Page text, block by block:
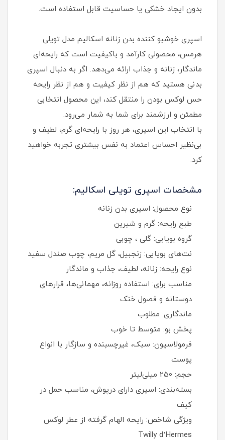
بدون ایجاد خشکی یا حساسیت قابل استفاده است.
اسپری خوشبو کننده بدن زنانه اسکالیم مدل تویلی
هرمس، محصولی کارآمد و باکیفیت است که رایحه‌ای
ماندگار، زنانه و جذاب ارائه می‌دهد. اگر به دنبال اسپری
بدنی هستید که هم از نظر کیفیت و هم از نظر رایحه
حس لوکس‌ بودن را منتقل کند، این محصول انتخابی
مطمئن و ارزشمند برای شما به شمار می‌رود.
با انتخاب این اسپری، هر روز با رایحه‌ای گرم، لطیف و
بی‌نظیر احساس اعتماد به‌ نفس بیشتری تجربه خواهید
کرد.
مشخصات اسپری تویلی اسکالیم:
نوع محصول: اسپری بدن زنانه
طبع رایحه: گرم و شیرین
گروه بویایی: گلی ، چوبی
نت‌های بویایی: زنجبیل، گل مریم، چوب صندل سفید
نوع رایحه: زنانه، لطیف، جذاب و ماندگار
مناسب برای: استفاده روزانه، مهمانی‌ها، قرارهای
دوستانه و فصول خنک
ماندگاری: مطلوب
پخش بو: متوسط تا خوب
فرمولاسیون: سبک، غیرچسبنده و سازگار با انواع
پوست
حجم: 250 میلی‌لیتر
بسته‌بندی: اسپری دارای درپوش، مناسب حمل در
کیف
ویژگی شاخص: رایحه الهام‌ گرفته از عطر لوکس
Twilly d’Hermes